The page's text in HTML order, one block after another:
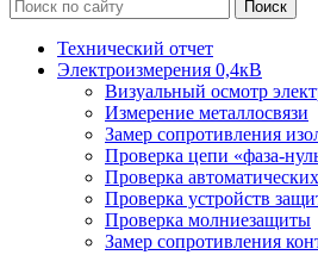
Технический отчет
Электроизмерения 0,4кВ
Визуальный осмотр
Измерение металлосвязи
Замер сопротивления
Проверка цепи «фаза-
Проверка
Проверка устройств
Проверка молниезащиты
Замер сопротивления